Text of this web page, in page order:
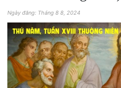
Ngày đăng: Tháng 8 8, 2024